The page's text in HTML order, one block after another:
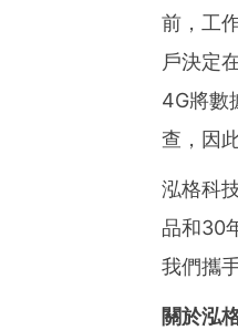
前，工
戶決定
4G將數
查，因
泓格科
品和30
我們攜
關於泓